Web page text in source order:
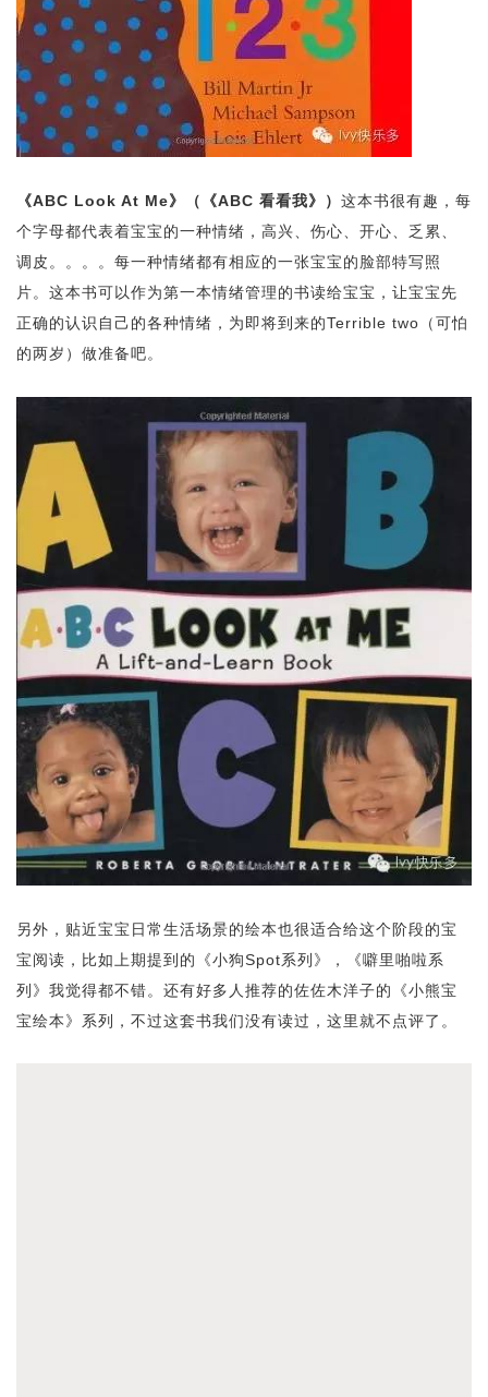
《ABC Look At Me》（《ABC 看看我》） 这本书很有趣，每
个字母都代表着宝宝的一种情绪，高兴、伤心、开心、乏累、
调皮。。。。每一种情绪都有相应的一张宝宝的脸部特写照
片。这本书可以作为第一本情绪管理的书读给宝宝，让宝宝先
正确的认识自己的各种情绪，为即将到来的Terrible two（可怕
的两岁）做准备吧。
另外，贴近宝宝日常生活场景的绘本也很适合给这个阶段的宝
宝阅读，比如上期提到的《小狗Spot系列》，《噼里啪啦系
列》我觉得都不错。还有好多人推荐的佐佐木洋子的《小熊宝
宝绘本》系列，不过这套书我们没有读过，这里就不点评了。